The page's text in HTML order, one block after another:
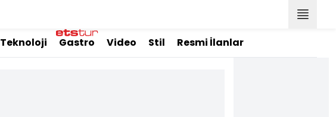
Teknoloji Gastro Video Stil Resmi İlanlar